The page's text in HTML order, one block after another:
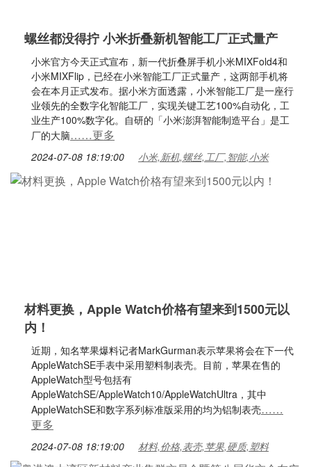
螺丝都没得拧 小米折叠新机智能工厂正式量产
小米官方今天正式宣布，新一代折叠屏手机小米MIXFold4和
小米MIXFlip，已经在小米智能工厂正式量产，这两部手机将
会在本月正式发布。据小米方面透露，小米智能工厂是一座行
业领先的全数字化智能工厂，实现关键工艺100%自动化，工
业生产100%数字化。自研的「小米澎湃智能制造平台」是工
厂的大脑……更多
2024-07-08 18:19:00 小米,新机,螺丝,工厂,智能,小米
材料更换，Apple Watch价格有望来到1500元以
内！
近期，知名苹果爆料记者MarkGurman表示苹果将会在下一代
AppleWatchSE手表中采用塑料制表壳。目前，苹果在售的
AppleWatch型号包括有
AppleWatchSE/AppleWatch10/AppleWatchUltra，其中
AppleWatchSE和数字系列标准版采用的均为铝制表壳……
更多
2024-07-08 18:19:00 材料,价格,表壳,苹果,硬质,塑料